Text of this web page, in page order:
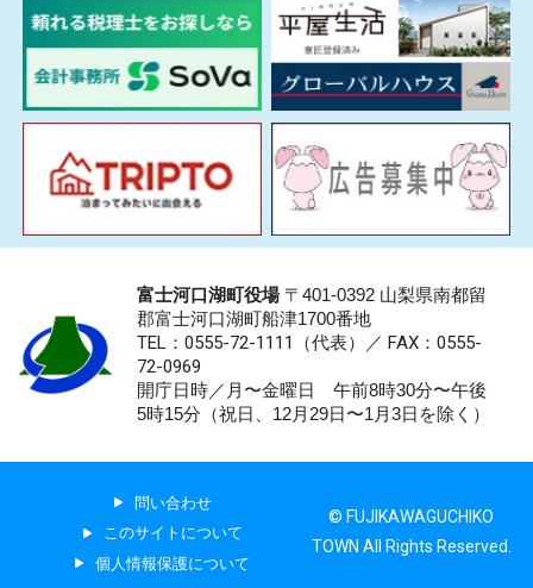
富士河口湖町役場〒401-0392 山梨県南都留
郡富士河口湖町船津1700番地
TEL：0555-72-1111 （代表）／ FAX：0555-
72-0969
開庁日時／月〜金曜日 午前8時30分〜午後
5時15分（祝日、12月29日〜1月3日を除く）
問い合わせ
このサイトについて
個人情報保護について
© FUJIKAWAGUCHIKO
TOWN All Rights Reserved.